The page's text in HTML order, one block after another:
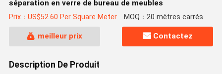
séparation en verre de bureau de meubles
Prix：US$52.60 Per Square Meter MOQ：20 mètres carrés
meilleur prix Contactez
Description De Produit